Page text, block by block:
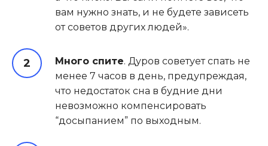
вам нужно знать, и не будете зависеть
от советов других людей».
Много спите. Дуров советует спать не
менее 7 часов в день, предупреждая,
что недостаток сна в будние дни
невозможно компенсировать
“досыпанием” по выходным.